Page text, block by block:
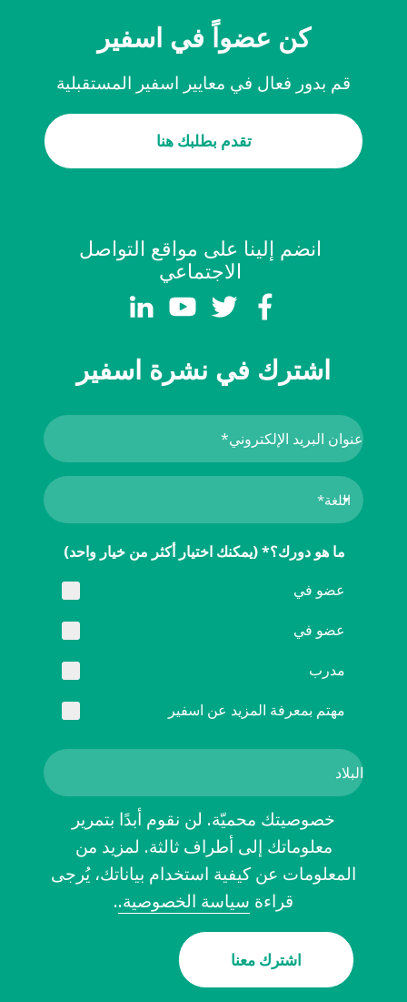
كن عضواً في اسفير
قم بدور فعال في معايير اسفير المستقبلية
تقدم بطلبك هنا
انضم إلينا على مواقع التواصل
الاجتماعي
اشترك في نشرة اسفير
ما هو دورك؟* (يمكنك اختيار أكثر من خيار واحد)
عضو في
عضو في
مدرب
مهتم بمعرفة المزيد عن اسفير
خصوصيتك محميّة. لن نقوم أبدًا بتمرير
معلوماتك إلى أطراف ثالثة. لمزيد من
المعلومات عن كيفية استخدام بياناتك، يُرجى
قراءة سياسة الخصوصية..
اشترك معنا